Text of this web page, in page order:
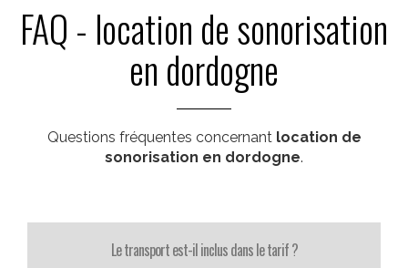
FAQ - location de sonorisation
en dordogne
Questions fréquentes concernant location de
sonorisation en dordogne.
Le transport est-il inclus dans le tarif ?